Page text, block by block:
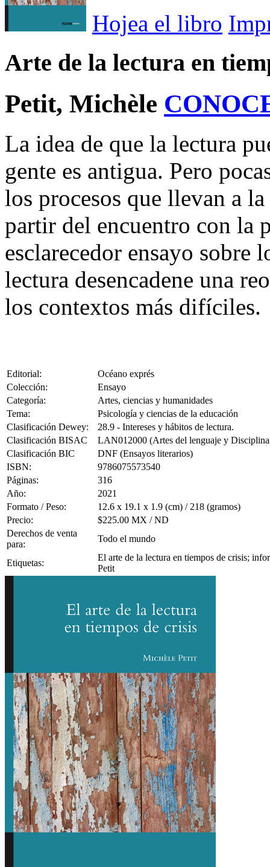
Hojea el libro
Arte de la lectura en
Petit, Michèle
La idea de que la lectura
gente es antigua. Pero
los procesos que llevan a
partir del encuentro con la
esclarecedor ensayo sobre
lectura desencadene una
los contextos más difíciles.
Editorial:
Océano exprés
Colección:
Ensayo
Categoría:
Artes, ciencias y humanidades
Tema:
Psicología y ciencias de la educación
Clasificación Dewey:
28.9 - Intereses y hábitos de lectura.
Clasificación BISAC
LAN012000 (Artes del lenguaje y
Clasificación BIC
DNF (Ensayos literarios)
ISBN:
9786075573540
Páginas:
316
Año:
2021
Formato / Peso:
12.6 x 19.1 x 1.9 (cm) / 218 (gramos)
Precio:
$225.00 MX / ND
Derechos de venta
para:
Todo el mundo
Etiquetas:
El arte de la lectura en tiempos de crisis;
Petit